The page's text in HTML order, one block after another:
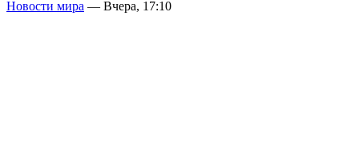
Новости мира — Вчера, 17:10